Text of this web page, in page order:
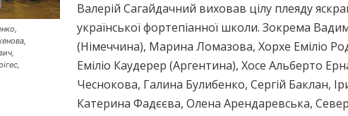
Валерій Сагайдачний виховав цілу плеяду
української фортепіанної школи. Зокрема
(Німеччина), Марина Ломазова, Хорхе Еміліо
Еміліо Каудерер (Аргентина), Хосе Альберто
Чеснокова, Галина Булибенко, Сергій Баклан,
Катерина Фадєєва, Олена Арендаревська,